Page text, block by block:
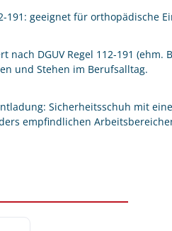
191: geeignet für orthopädische
DGUV Regel 112-191 (ehm.
und Stehen im Berufsalltag.
Sicherheitsschuh mit
empfindlichen